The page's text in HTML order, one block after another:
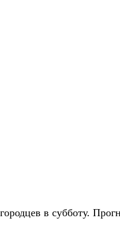
в субботу.